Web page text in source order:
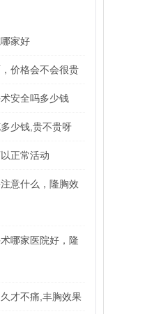
家好
价格会不会很贵
安全吗多少钱
少钱,贵不贵呀
正常活动
意什么，隆胸效
哪家医院好，隆
才不痛,丰胸效果